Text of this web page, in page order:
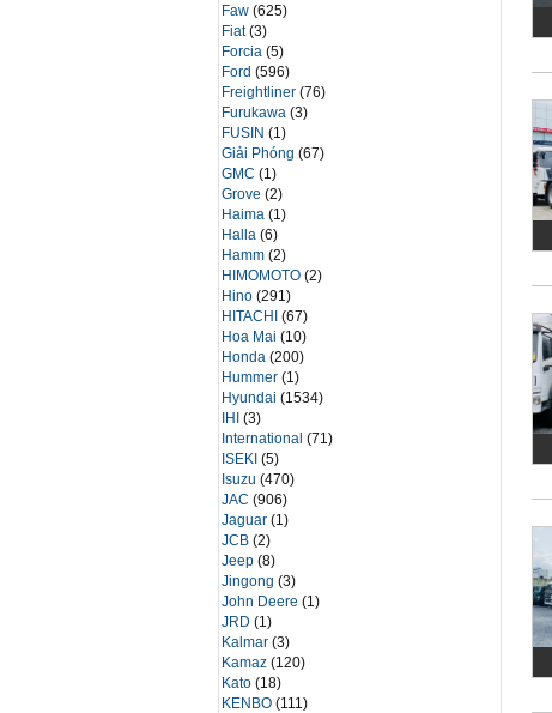
Faw(625)
Fiat(3)
Forcia(5)
Ford(596)
Freightliner(76)
Furukawa(3)
FUSIN(1)
Giải Phóng(67)
GMC(1)
Grove(2)
Haima(1)
Halla(6)
Hamm(2)
HIMOMOTO(2)
Hino(291)
HITACHI(67)
Hoa Mai(10)
Honda(200)
Hummer(1)
Hyundai(1534)
IHI(3)
International(71)
ISEKI(5)
Isuzu(470)
JAC(906)
Jaguar(1)
JCB(2)
Jeep(8)
Jingong(3)
John Deere(1)
JRD(1)
Kalmar(3)
Kamaz(120)
Kato(18)
KENBO(111)